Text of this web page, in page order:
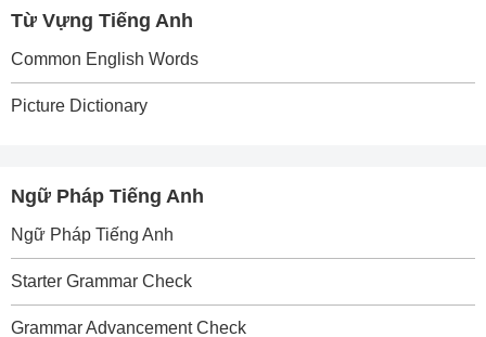
Từ Vựng Tiếng Anh
Common English Words
Picture Dictionary
Ngữ Pháp Tiếng Anh
Ngữ Pháp Tiếng Anh
Starter Grammar Check
Grammar Advancement Check